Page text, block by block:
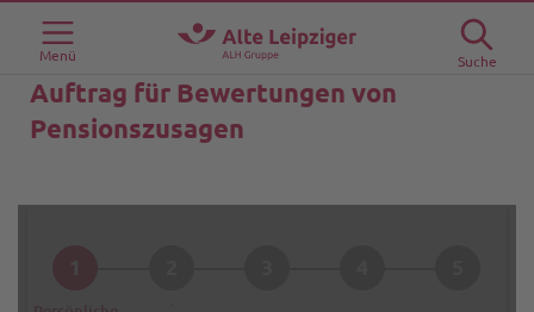
Menü Suche
Auftrag für Bewertungen von
Pensionszusagen